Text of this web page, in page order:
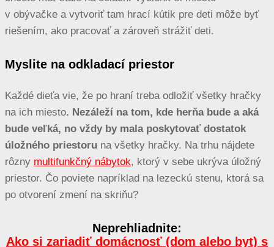
v obývačke a vytvoriť tam hrací kútik pre deti môže byť
riešením, ako pracovať a zároveň strážiť deti.
Myslite na odkladací priestor
Každé dieťa vie, že po hraní treba odložiť všetky hračky
na ich miesto. Nezáleží na tom, kde herňa bude a aká
bude veľká, no vždy by mala poskytovať dostatok
úložného priestoru na všetky hračky. Na trhu nájdete
rôzny multifunkčný nábytok, ktorý v sebe ukrýva úložný
priestor. Čo poviete napríklad na lezeckú stenu, ktorá sa
po otvorení zmení na skriňu?
Neprehliadnite:
Ako si zariadiť domácnosť (dom alebo byt) s